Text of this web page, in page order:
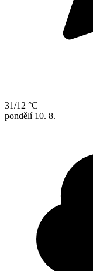
31/12 °C
pondělí 10. 8.